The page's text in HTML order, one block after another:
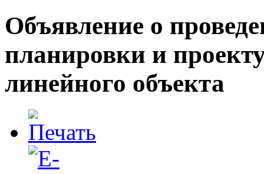
Объявление о
планировки и
линейного объекта